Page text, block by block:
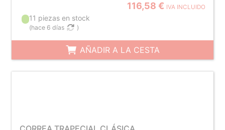
116,58 € IVA INCLUIDO
11 piezas en stock
(hace 6 días )
AÑADIR A LA CESTA